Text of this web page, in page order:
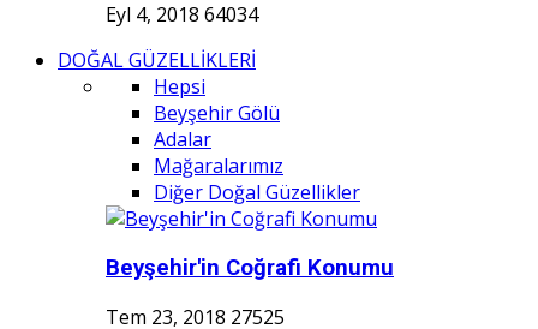
Eyl 4, 2018 64034
DOĞAL GÜZELLİKLERİ
Hepsi
Beyşehir Gölü
Adalar
Mağaralarımız
Diğer Doğal Güzellikler
Beyşehir'in Coğrafi Konumu
Tem 23, 2018 27525